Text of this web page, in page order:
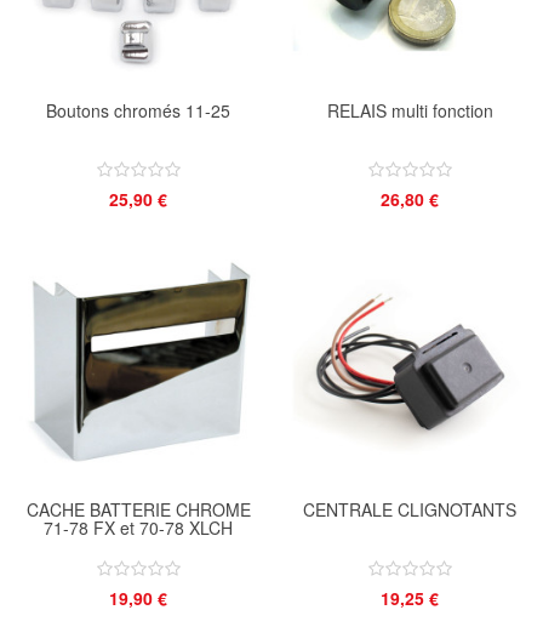
Boutons chromés 11-25
25,90 €
RELAIS multi fonction
26,80 €
CACHE BATTERIE CHROME
71-78 FX et 70-78 XLCH
19,90 €
CENTRALE CLIGNOTANTS
19,25 €